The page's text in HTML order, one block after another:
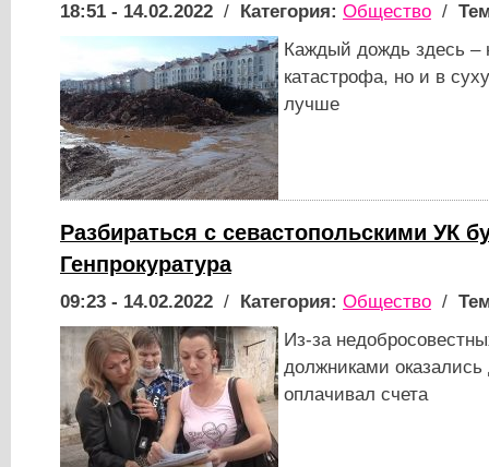
18:51 - 14.02.2022 / Категория: Общество /
Каждый дождь здесь –
катастрофа, но и в
лучше
Разбираться с севастопольскими УК
Генпрокуратура
09:23 - 14.02.2022 / Категория: Общество /
Из-за
должниками оказались
оплачивал счета